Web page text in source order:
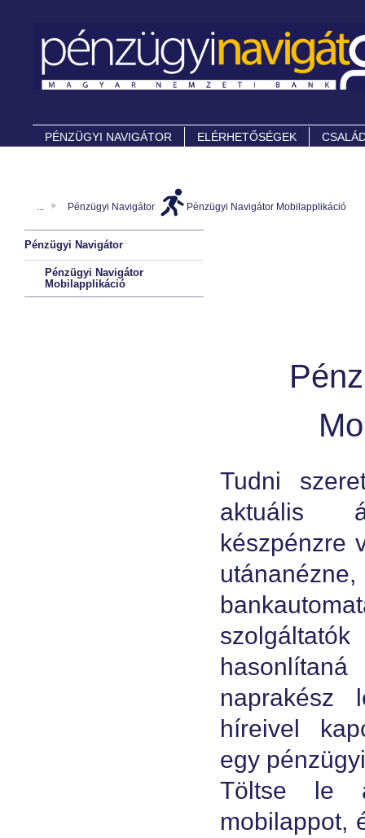
PÉNZÜGYI NAVIGÁTOR ELÉRHETŐSÉGEK
... Pénzügyi Navigátor Pénzügyi Navigátor Mobilapplikáció
Pénzügyi Navigátor
Pénzügyi Navigátor
Mobilapplikáció
Tudni
aktuális
készpénzre
naprakész
híreivel
egy
Töltse le
mobilappot,